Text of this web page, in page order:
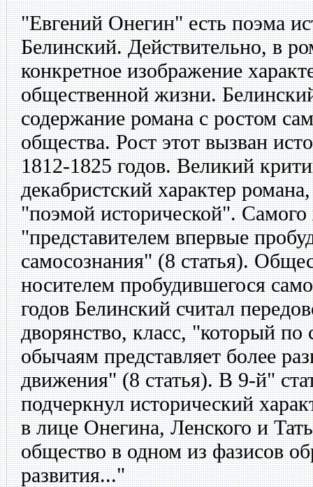
"Евгений Онегин" есть поэма
Белинский. Действительно, в
конкретное изображение
общественной жизни.
содержание романа с ростом
общества. Рост этот вызван
1812-1825 годов. Великий
декабристский характер
"поэмой исторической".
"представителем впервые
самосознания" (8 статья).
носителем пробудившегося
годов Белинский считал
дворянство, класс, "который
обычаям представляет более
движения" (8 статья). В 9-й"
подчеркнул исторический
в лице Онегина, Ленского и
общество в одном из фазисов
развития..."